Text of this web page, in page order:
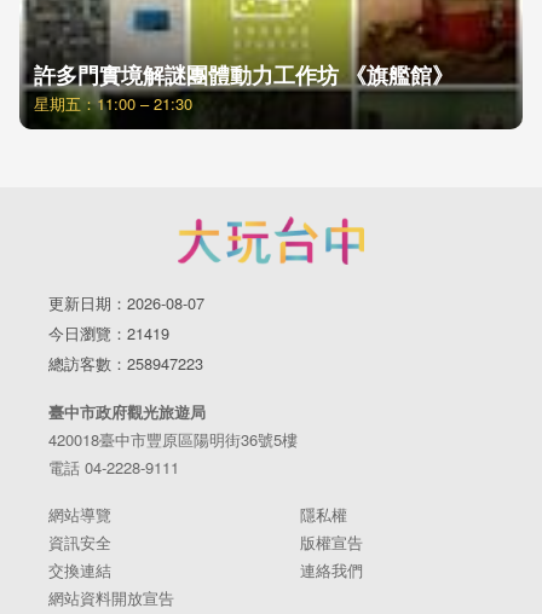
許多門實境解謎團體動力工作坊 《旗艦館》
星期五：11:00 – 21:30
更新日期：2026-08-07
今日瀏覽：21419
總訪客數：258947223
臺中市政府觀光旅遊局
420018臺中市豐原區陽明街36號5樓
電話 04-2228-9111
網站導覽
隱私權
資訊安全
版權宣告
交換連結
連絡我們
網站資料開放宣告